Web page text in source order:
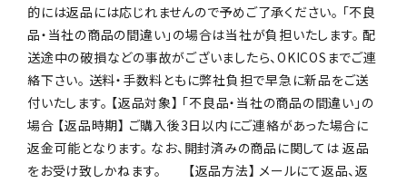
的には返品には応じれませんので予めご了承ください。 「不良
品・当社の商品の間違い」の場合は当社が負担いたします。 配
送途中の破損などの事故がございましたら、OKICOSまでご連
絡下さい。 送料・手数料ともに弊社負担で早急に新品をご送
付いたします。 【返品対象】 「不良品・当社の商品の間違い」の
場合 【返品時期】 ご購入後3日以内にご連絡があった場合に
返金可能となります。 なお、開封済みの商品に関しては 返品
をお受け致しかねます。 【返品方法】 メールにて返品、返